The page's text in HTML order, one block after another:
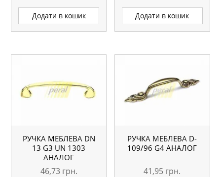
Додати в кошик Додати в кошик
РУЧКА МЕБЛЕВА DN
13 G3 UN 1303
АНАЛОГ
46,73 грн.
РУЧКА МЕБЛЕВА D-
109/96 G4 АНАЛОГ
41,95 грн.